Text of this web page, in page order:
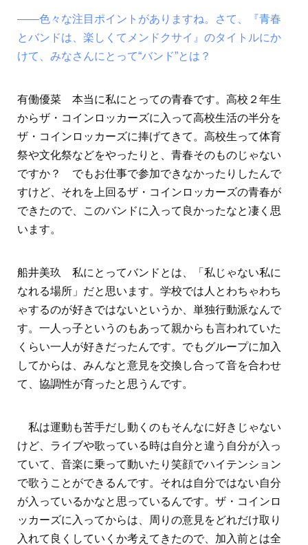
――色々な注目ポイントがありますね。さて、『青春
とバンドは、楽しくてメンドクサイ』のタイトルにか
けて、みなさんにとって“バンド”とは？
有働優菜 本当に私にとっての青春です。高校２年生
からザ・コインロッカーズに入って高校生活の半分を
ザ・コインロッカーズに捧げてきて。高校生って体育
祭や文化祭などをやったりと、青春そのものじゃない
ですか？ でもお仕事で参加できなかったりしたんで
すけど、それを上回るザ・コインロッカーズの青春が
できたので、このバンドに入って良かったなと凄く思
います。
船井美玖 私にとってバンドとは、「私じゃない私に
なれる場所」だと思います。学校では人とわちゃわち
ゃするのが好きではないというか、単独行動派なんで
す。一人っ子というのもあって親からも言われていた
くらい一人が好きだったんです。でもグループに加入
してからは、みんなと意見を交換し合って音を合わせ
て、協調性が育ったと思うんです。
私は運動も苦手だし動くのもそんなに好きじゃない
けど、ライブや歌っている時は自分と違う自分が入っ
ていて、音楽に乗って動いたり笑顔でハイテンション
で歌うことができるんです。それは自分ではない自分
が入っているかなと思っているんです。ザ・コインロ
ッカーズに入ってからは、周りの意見をどれだけ取り
入れて良くしていくか考えてきたので、加入前とは全